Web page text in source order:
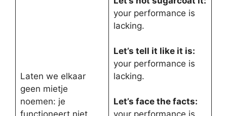
Laten we elkaar
geen mietje
noemen: je
functioneert niet
your performance is
lacking.
Let’s tell it like it is:
your performance is
lacking.
Let’s face the facts:
your performance is